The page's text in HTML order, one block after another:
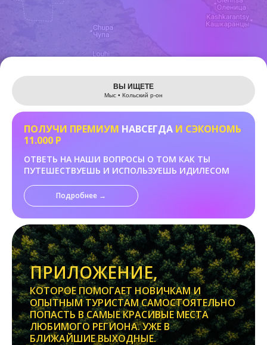
Leaflet
ВЫ ИЩЕТЕ
Мыс • Кольский р-он
ПОЛУЧИ ПРЕМИУМ НАВСЕГДА И СЭКОНОМЬ
11.000 Р
ОТВЕТЬ НА НАШИ ВОПРОСЫ О ТОМ КАК ТЫ
ПУТЕШЕСТВУЕШЬ И ИСПОЛЬЗУЕШЬ ИДИЛЕСОМ
Подробнее →
ПРИЛОЖЕНИЕ,
КОТОРОЕ ПОМОГАЕТ НОВИЧКАМ И
ОПЫТНЫМ ТУРИСТАМ САМОСТОЯТЕЛЬНО
ПОПАСТЬ В САМЫЕ КРАСИВЫЕ МЕСТА
ЛЮБИМОГО РЕГИОНА. УЖЕ В
БЛИЖАЙШИЕ ВЫХОДНЫЕ.